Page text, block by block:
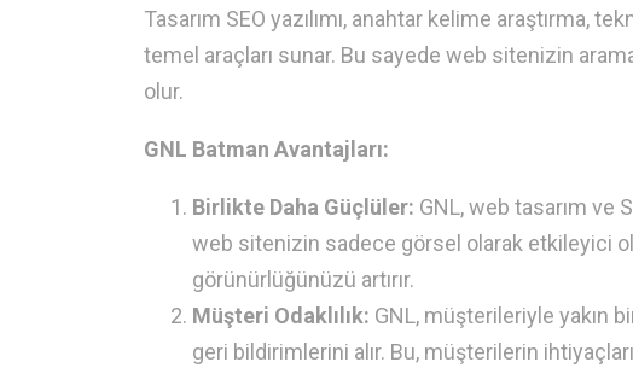
Tasarım SEO yazılımı, anahtar kelime araştırma,
temel araçları sunar. Bu sayede web sitenizin
olur.
GNL Batman Avantajları:
Birlikte Daha Güçlüler: GNL, web tasarım ve
web sitenizin sadece görsel olarak etkileyici
görünürlüğünüzü artırır.
Müşteri Odaklılık: GNL, müşterileriyle yakın
geri bildirimlerini alır. Bu, müşterilerin